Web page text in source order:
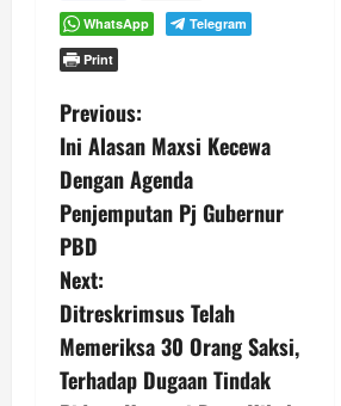
WhatsApp
Telegram
Print
P
o
s
t
n
a
Previous:
Ini Alasan Maxsi Kecewa
Dengan Agenda
Penjemputan Pj Gubernur
PBD
Next:
Ditreskrimsus Telah
Memeriksa 30 Orang Saksi,
Terhadap Dugaan Tindak